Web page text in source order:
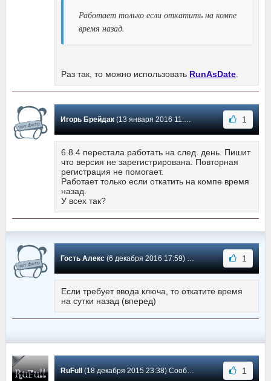
Работает только если откатить на компе
время назад.
Раз так, то можно использовать RunAsDate
Игорь Брейдак(13 января 2016 11:54) Сообщение #23 1
6.8.4 перестала работать на след. день. Пишит
что версия не зарегистрирована. Повторная
регистрация не помогает.
Работает только если откатить на компе время
назад.
У всех так?
Гость Алекс(6 декабря 2016 17:59) Сообщение #22 1
Если требует ввода ключа, то откатите время
на сутки назад (вперед)
RuFull (18 декабря 2015 23:38) Сообщение #21 1